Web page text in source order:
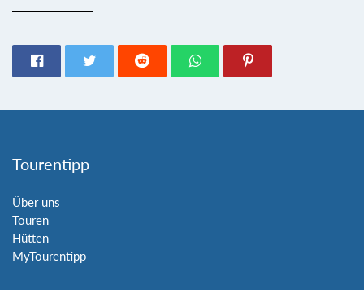
Tourentipp
Über uns
Touren
Hütten
MyTourentipp